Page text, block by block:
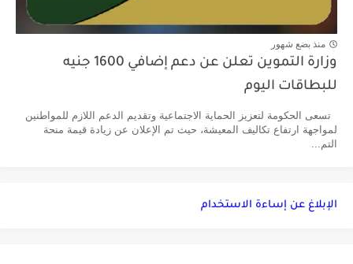
منذ بضع شهور
وزارة التموين تعلن عن دعم إضافي 1600 جنيه
للبطاقات اليوم
تسعى الحكومة لتعزيز الحماية الاجتماعية وتقديم الدعم اللازم للمواطنين
لمواجهة ارتفاع تكاليف المعيشة، حيث تم الإعلان عن زيادة قيمة منحة
التم...
الإبلاغ عن إساءة الاستخدام